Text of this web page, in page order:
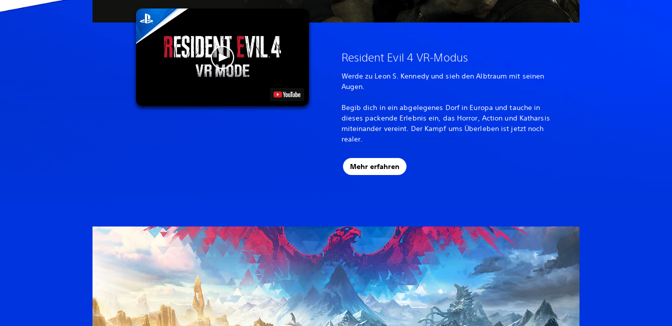
Resident Evil 4 VR-Modus
Werde zu Leon S. Kennedy und sieh den Albtraum mit seinen
Augen.
Begib dich in ein abgelegenes Dorf in Europa und tauche in
dieses packende Erlebnis ein, das Horror, Action und Katharsis
miteinander vereint. Der Kampf ums Überleben ist jetzt noch
realer.
Mehr erfahren